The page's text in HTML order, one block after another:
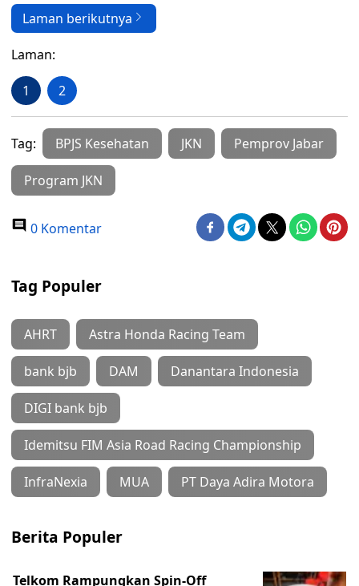
Laman berikutnya
Laman:
1 2
Tag: BPJS Kesehatan JKN Pemprov Jabar
Program JKN
0 Komentar
Tag Populer
AHRT Astra Honda Racing Team
bank bjb DAM Danantara Indonesia
DIGI bank bjb
Idemitsu FIM Asia Road Racing Championship
InfraNexia MUA PT Daya Adira Motora
Berita Populer
Telkom Rampungkan Spin-Off